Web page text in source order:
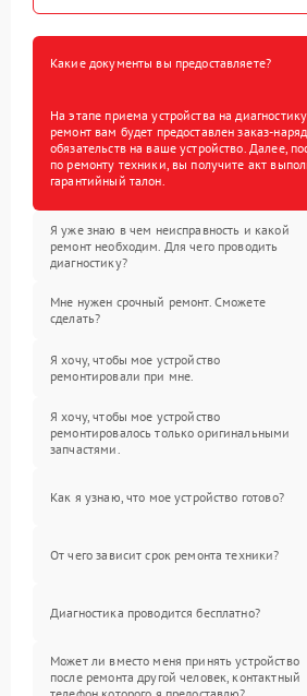
Какие документы вы предоставляете?
На этапе приема устройства на
ремонт вам будет предоставлен заказ-
обязательств на ваше устройство. Далее,
по ремонту техники, вы получите акт
гарантийный талон.
Я уже знаю в чем неисправность и какой
ремонт необходим. Для чего проводить
диагностику?
Мне нужен срочный ремонт. Сможете
сделать?
Я хочу, чтобы мое устройство
ремонтировали при мне.
Я хочу, чтобы мое устройство
ремонтировалось только оригинальными
запчастями.
Как я узнаю, что мое устройство готово?
От чего зависит срок ремонта техники?
Диагностика проводится бесплатно?
Может ли вместо меня принять устройство
после ремонта другой человек, контактный
телефон которого я предоставлю?